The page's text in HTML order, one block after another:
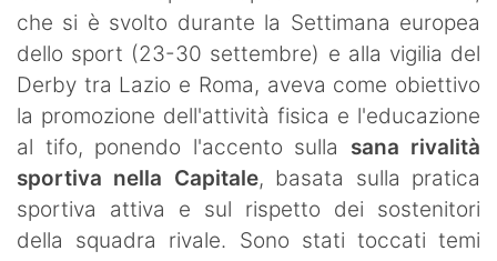
che si è svolto durante la Settimana europea
dello sport (23-30 settembre) e alla vigilia del
Derby tra Lazio e Roma, aveva come obiettivo
la promozione dell'attività fisica e l'educazione
al tifo, ponendo l'accento sulla sana rivalità
sportiva nella Capitale, basata sulla pratica
sportiva attiva e sul rispetto dei sostenitori
della squadra rivale. Sono stati toccati temi